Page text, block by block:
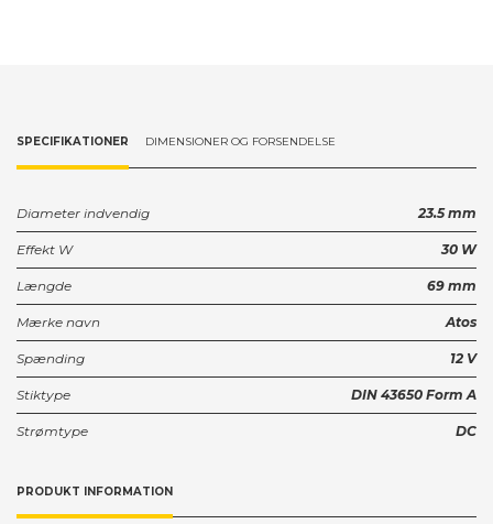
SPECIFIKATIONER DIMENSIONER OG FORSENDELSE
Diameter indvendig 23.5 mm
Effekt W 30 W
Længde 69 mm
Mærke navn Atos
Spænding 12 V
Stiktype DIN 43650 Form A
Strømtype DC
PRODUKT INFORMATION